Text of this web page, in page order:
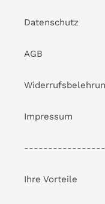
Datenschutz
AGB
Impressum
Ihre Vorteile